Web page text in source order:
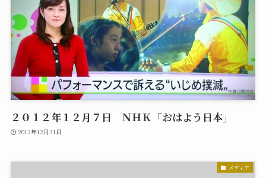
２０１２年１２月７日 ＮＨＫ「おはよう日本」
2012年12月31日
メディア